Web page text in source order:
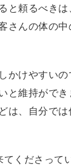
と頼るべき
さんの体の
かけやすい
と維持ができ
は、自分で
くださって